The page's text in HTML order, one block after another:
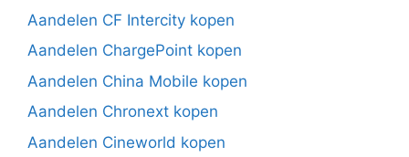
Aandelen CF Intercity kopen
Aandelen ChargePoint kopen
Aandelen China Mobile kopen
Aandelen Chronext kopen
Aandelen Cineworld kopen